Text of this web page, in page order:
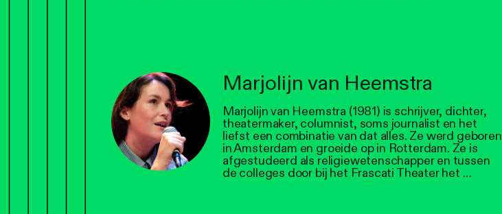
Marjolijn van Heemstra
Marjolijn van Heemstra (1981) is schrijver, dichter,
theatermaker, columnist, soms journalist en het
liefst een combinatie van dat alles. Ze werd geboren
in Amsterdam en groeide op in Rotterdam. Ze is
afgestudeerd als religiewetenschapper en tussen
de colleges door bij het Frascati Theater het …